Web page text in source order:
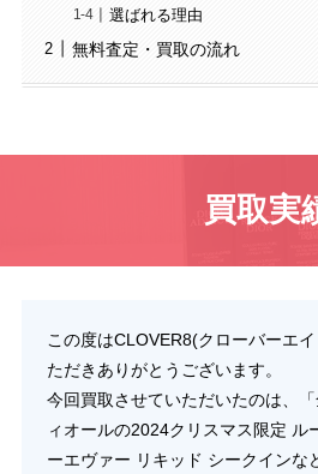
選ばれる理由
無料査定・買取の流れ
買取実
この度はCLOVER8(クローバーエ
ただきありがとうございます。
今回買取させていただいたのは、
ィオールの2024クリスマス限定 ル
ーエヴァー リキッド シークインな